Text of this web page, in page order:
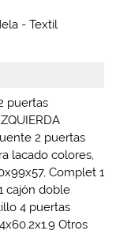
- Textil
puertas
2 puertas
lacado colores,
Complet 1
cajón doble
4 puertas
Otros